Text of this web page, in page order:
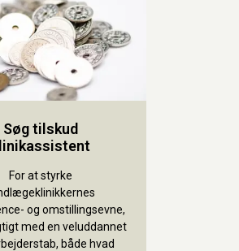
Søg tilskud
For at styrke
og omstillingsevne,
med en veluddannet
både hvad